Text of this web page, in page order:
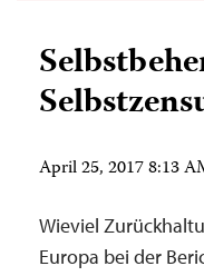
April 25, 2017 8:13
Wieviel
Europa bei der